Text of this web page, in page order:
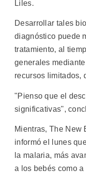
Liles.
Desarrollar tales
diagnóstico puede
tratamiento, al
generales
recursos limitados,
"Pienso que el
significativas",
Mientras, The New
informó el lunes
la malaria, más
a los bebés como